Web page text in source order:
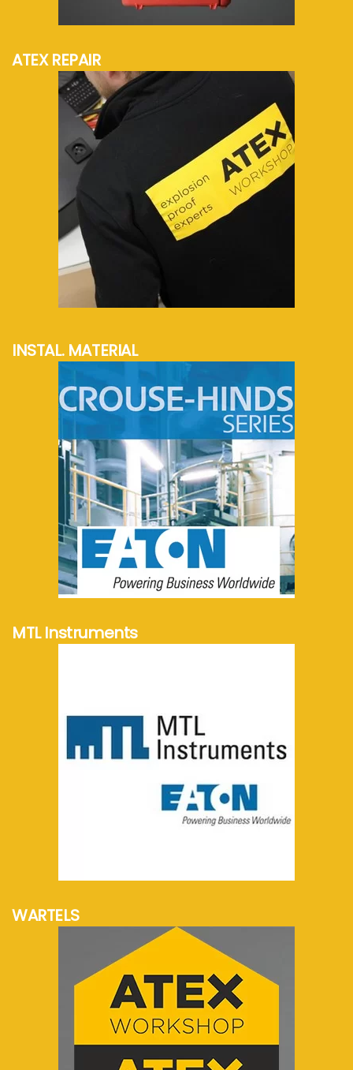
mehr Info...
ATEX REPAIR
mehr Info...
INSTAL. MATERIAL
meer info...
MTL Instruments
WARTELS